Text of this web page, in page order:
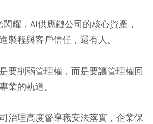
耀，AI供應鏈公司的核心資產，
製程與客戶信任，還有人。
要削弱管理權，而是要讓管理權回
業的軌道。
治理高度督導職安法落實，企業保